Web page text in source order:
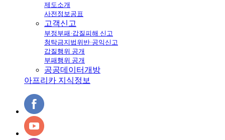
제도소개
사전정보공표
고객신고
부정부패·갑질피해 신고
청탁금지법위반·공익신고
갑질행위 공개
부패행위 공개
공공데이터개방
아프리카 지식정보